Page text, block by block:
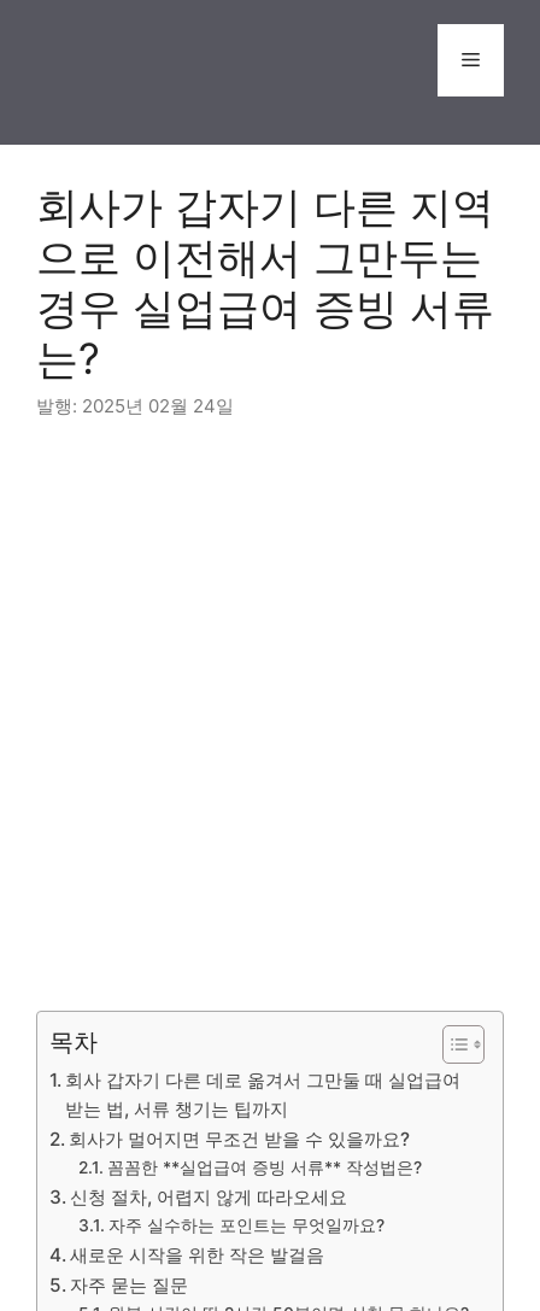
Menu
회사가 갑자기 다른 지역
으로 이전해서 그만두는
경우 실업급여 증빙 서류
는?
2025년 02월 24일
목차
회사 갑자기 다른 데로 옮겨서 그만둘 때 실업급여
받는 법, 서류 챙기는 팁까지
회사가 멀어지면 무조건 받을 수 있을까요?
꼼꼼한 **실업급여 증빙 서류** 작성법은?
신청 절차, 어렵지 않게 따라오세요
자주 실수하는 포인트는 무엇일까요?
새로운 시작을 위한 작은 발걸음
자주 묻는 질문